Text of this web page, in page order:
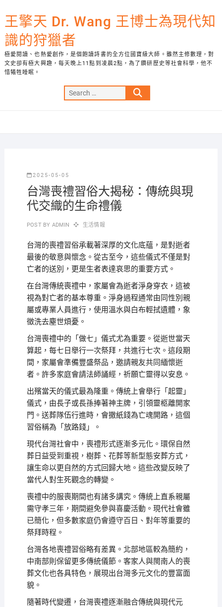
to
content
王擎天 Dr. Wang 王博士為現代知
識的狩獵者
極愛閱讀、也熱愛創作，是個飽讀詩書的全方位國寶級大師。雖然主修數理，對
文史卻有極大興趣，每天晚上11點到凌晨2點，為了鑽研歷史等社會科學，他不
惜犧牲睡眠。
Search
…
2025-05-05
台灣喪禮習俗大揭秘：傳統與現
代交織的生命禮儀
POST BY ADMIN 生活情報
台灣的喪禮習俗承載著深厚的文化底蘊，是對逝者
最後的敬意與懷念。從古至今，這些儀式不僅是對
亡者的送別，更是生者表達哀思的重要方式。
在台灣傳統喪禮中，家屬會為逝者淨身穿衣，這被
視為對亡者的基本尊重。淨身過程通常由同性別親
屬或專業人員進行，使用溫水與白布輕拭遺體，象
徵洗去塵世煩憂。
台灣喪禮中的「做七」儀式尤為重要。從逝世當天
算起，每七日舉行一次祭拜，共進行七次。這段期
間，家屬會準備豐盛祭品，邀請親友共同緬懷逝
者。許多家庭會請法師誦經，祈願亡靈得以安息。
出殯當天的儀式最為隆重。傳統上會舉行「起靈」
儀式，由長子或長孫捧著神主牌，引領靈柩離開家
門。送葬隊伍行進時，會撒紙錢為亡魂開路，這個
習俗稱為「放路錢」。
現代台灣社會中，喪禮形式逐漸多元化。環保自然
葬日益受到重視，樹葬、花葬等新型態安葬方式，
讓生命以更自然的方式回歸大地。這些改變反映了
當代人對生死觀念的轉變。
喪禮中的服喪期間也有諸多講究。傳統上直系親屬
需守孝三年，期間避免參與喜慶活動。現代社會雖
已簡化，但多數家庭仍會遵守百日、對年等重要的
祭拜時程。
台灣各地喪禮習俗略有差異。北部地區較為簡約，
中南部則保留更多傳統儀節。客家人與閩南人的喪
葬文化也各具特色，展現出台灣多元文化的豐富面
貌。
隨著時代變遷，台灣喪禮逐漸融合傳統與現代元